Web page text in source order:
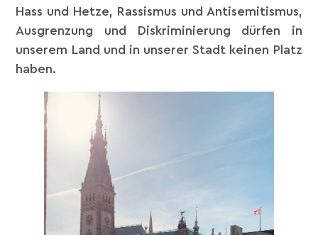
Hass und Hetze, Rassismus und Antisemitismus,
Ausgrenzung und Diskriminierung dürfen in
unserem Land und in unserer Stadt keinen Platz
haben.